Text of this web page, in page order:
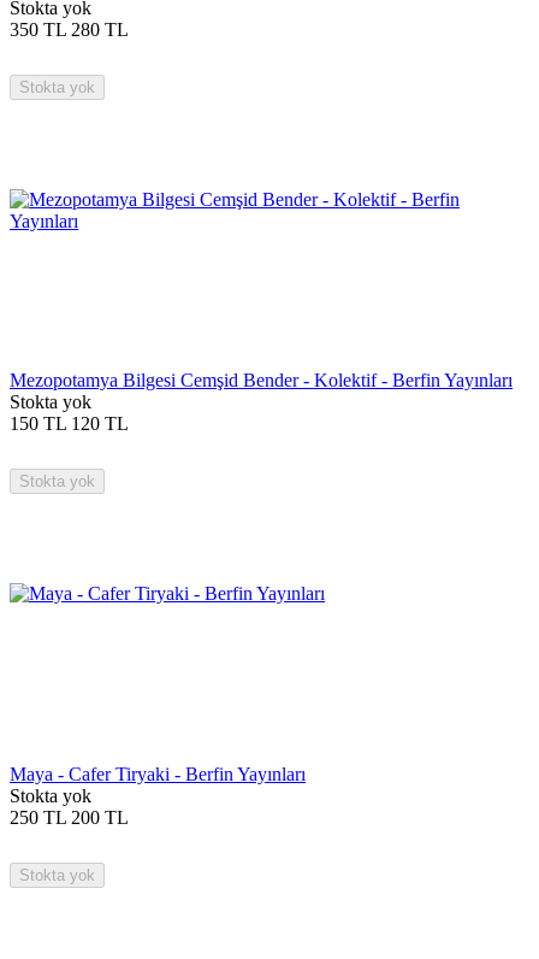
Stokta yok
350 TL 280 TL
Stokta yok
Mezopotamya Bilgesi Cemşid Bender - Kolektif - Berfin Yayınları
Stokta yok
150 TL 120 TL
Stokta yok
Maya - Cafer Tiryaki - Berfin Yayınları
Stokta yok
250 TL 200 TL
Stokta yok